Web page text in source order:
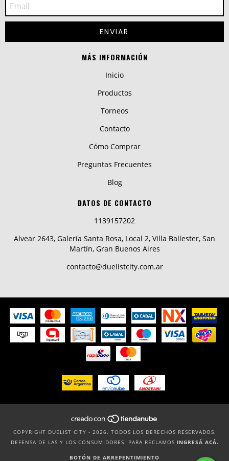
MÁS INFORMACIÓN
Inicio
Productos
Torneos
Contacto
Cómo Comprar
Preguntas Frecuentes
Blog
DATOS DE CONTACTO
1139157202
Alvear 2643, Galería Santa Rosa, Local 2, Villa Ballester, San
Martín, Gran Buenos Aires
contacto@duelistcity.com.ar
COPYRIGHT DUELIST CITY - 2026. TODOS LOS DERECHOS RESERVADOS.
DEFENSA DE LAS Y LOS CONSUMIDORES. PARA RECLAMOS INGRESÁ ACÁ.
BOTÓN DE ARREPENTIMIENTO